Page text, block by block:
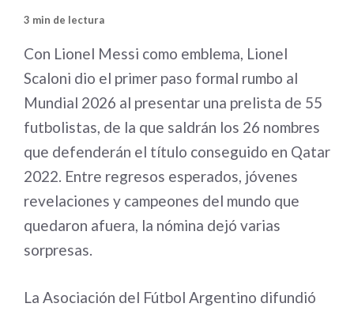
3 min de lectura
Con Lionel Messi como emblema, Lionel
Scaloni dio el primer paso formal rumbo al
Mundial 2026 al presentar una prelista de 55
futbolistas, de la que saldrán los 26 nombres
que defenderán el título conseguido en Qatar
2022. Entre regresos esperados, jóvenes
revelaciones y campeones del mundo que
quedaron afuera, la nómina dejó varias
sorpresas.
La Asociación del Fútbol Argentino difundió